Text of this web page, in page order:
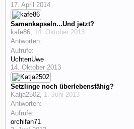
17. April 2014
Samenkapseln...Und jetzt?
kafe86, 14. Oktober 2013
Antworten:
Aufrufe:
UchtenUwe
14. Oktober 2013
Setzlinge noch überlebensfähig?
Katja2502, 1. Juni 2013
Antworten:
Aufrufe:
orchifan71